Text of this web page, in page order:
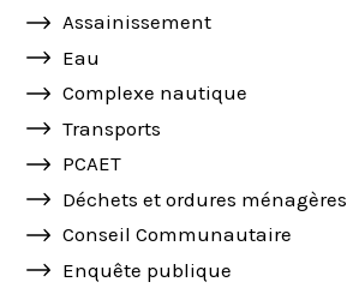
Assainissement
Eau
Complexe nautique
Transports
PCAET
Déchets et ordures ménagères
Conseil Communautaire
Enquête publique